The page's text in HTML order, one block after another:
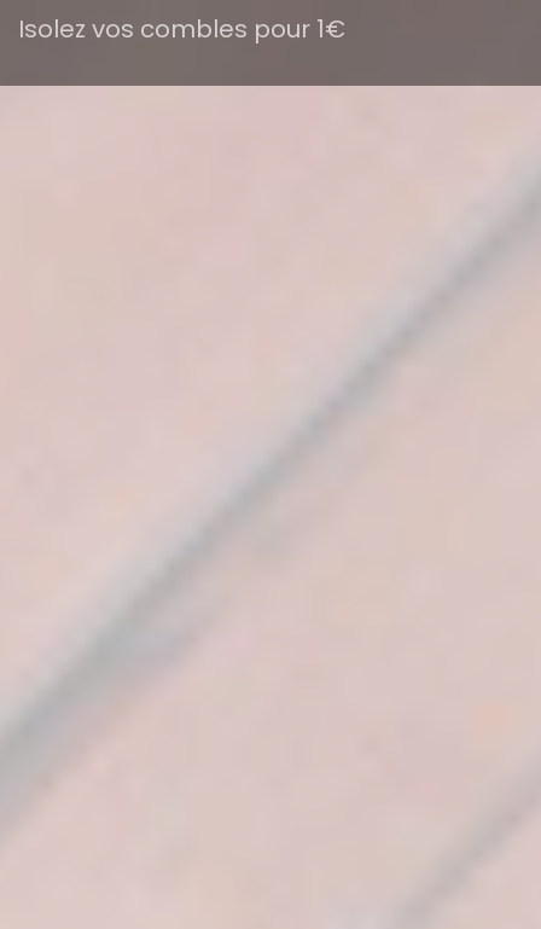
Isolez vos combles pour 1€